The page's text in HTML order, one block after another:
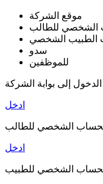
موقع الشركة
الشخصي للطالب
الطبيب الشخصي
سدو
للموظفين
إلى بوابة الشركة
ادخل
الشخصي للطالب
ادخل
الشخصي للطبيب